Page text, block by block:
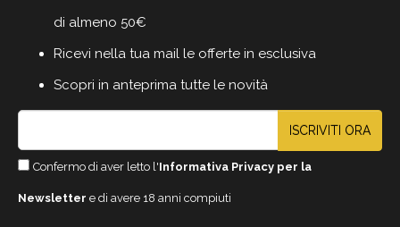
di almeno 50€
Ricevi nella tua mail le offerte in esclusiva
Scopri in anteprima tutte le novità
ISCRIVITI ORA
Confermo di aver letto l'Informativa Privacy per la
Newsletter e di avere 18 anni compiuti